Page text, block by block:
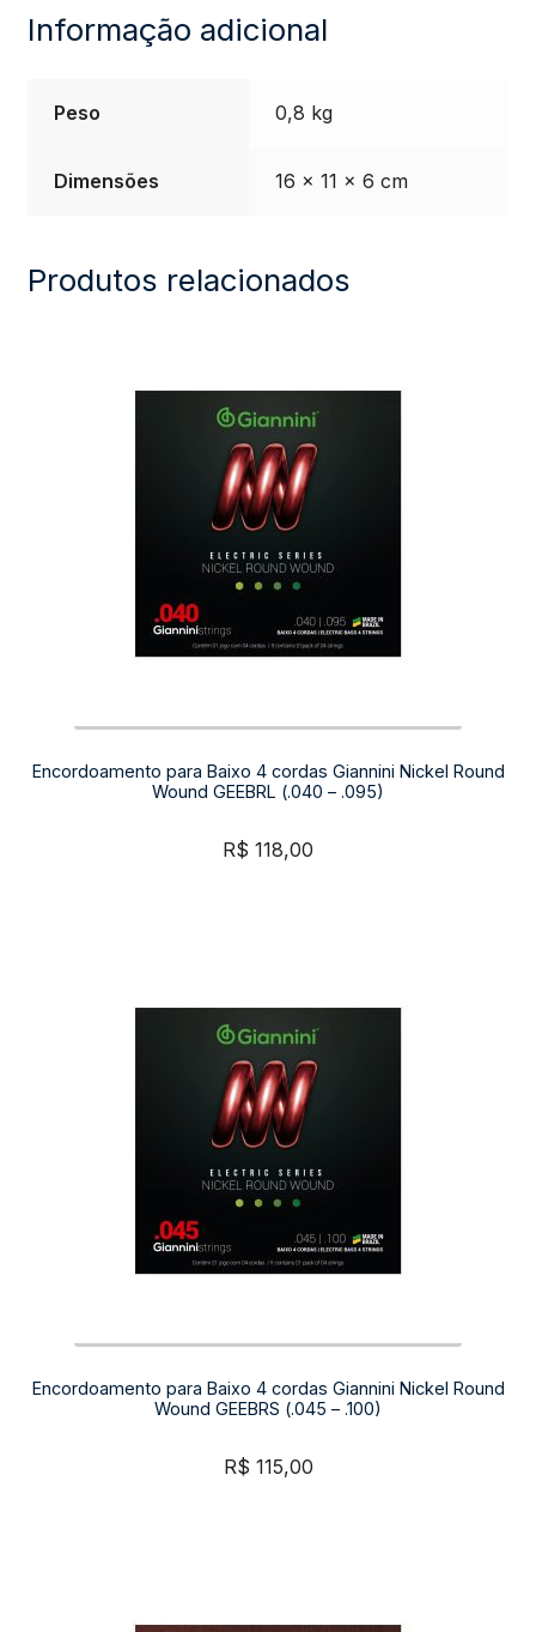
4
quantidade
Informação adicional
Peso 0,8 kg
Dimensões 16 × 11 × 6 cm
Produtos relacionados
Encordoamento para Baixo 4 cordas Giannini Nickel Round
Wound GEEBRL (.040 – .095)
R$ 118,00
Encordoamento para Baixo 4 cordas Giannini Nickel Round
Wound GEEBRS (.045 – .100)
R$ 115,00